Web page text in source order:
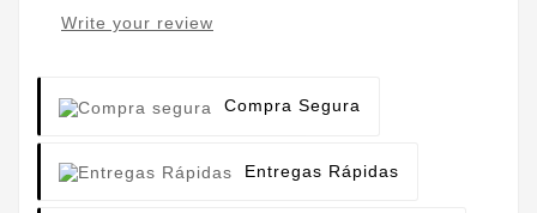
Write your review
Compra Segura
Entregas Rápidas